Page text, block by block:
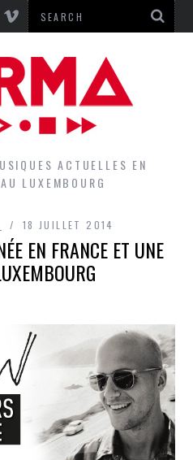
ACTUELLES EN
LUXEMBOURG
18 JUILLET 2014
EN FRANCE ET UNE